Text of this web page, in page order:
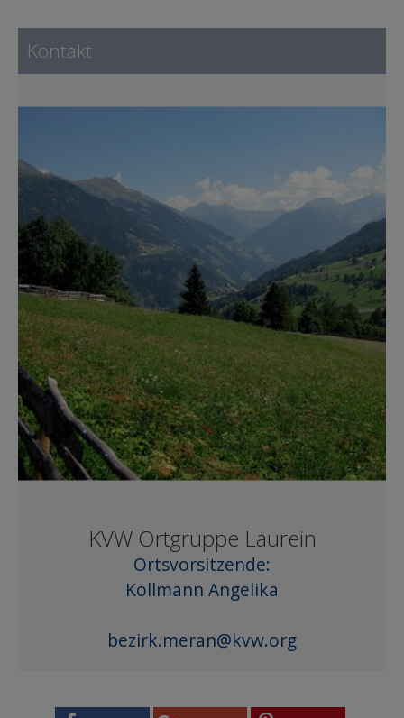
Kontakt
KVW Ortgruppe Laurein
Ortsvorsitzende:
Kollmann Angelika
bezirk.meran@kvw.org